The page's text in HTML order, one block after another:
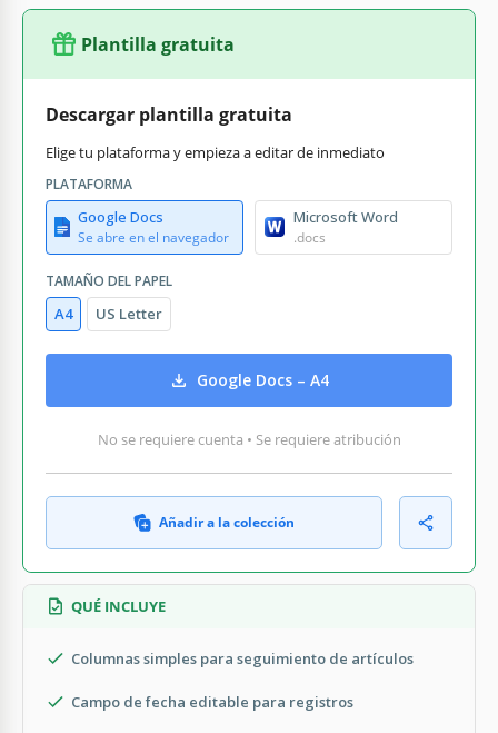
Plantilla gratuita
Descargar plantilla gratuita
Elige tu plataforma y empieza a editar de inmediato
PLATAFORMA
Google Docs
Se abre en el navegador
Microsoft Word
.docs
TAMAÑO DEL PAPEL
A4 US Letter
Google Docs – A4
No se requiere cuenta • Se requiere atribución
Añadir a la colección
QUÉ INCLUYE
Columnas simples para seguimiento de artículos
Campo de fecha editable para registros